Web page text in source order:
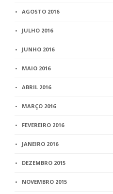
AGOSTO 2016
JULHO 2016
JUNHO 2016
MAIO 2016
ABRIL 2016
MARÇO 2016
FEVEREIRO 2016
JANEIRO 2016
DEZEMBRO 2015
NOVEMBRO 2015